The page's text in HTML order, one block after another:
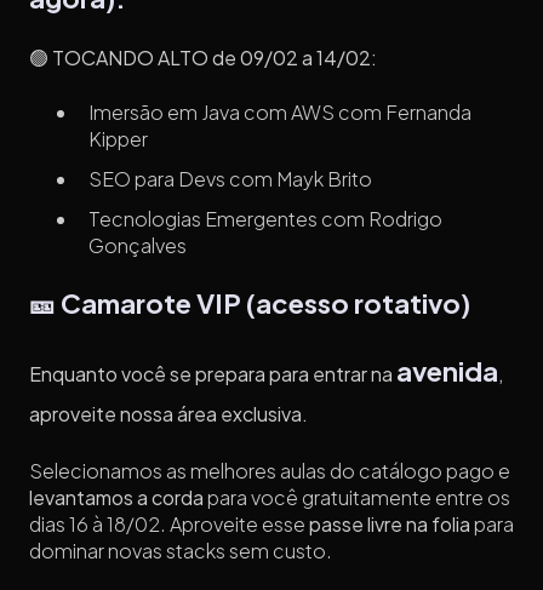
🟢 TOCANDO ALTO de 09/02 a 14/02:
Imersão em Java com AWS com Fernanda
Kipper
SEO para Devs com Mayk Brito
Tecnologias Emergentes com Rodrigo
Gonçalves
🎫 Camarote VIP (acesso rotativo)
Enquanto você se prepara para entrar na avenida,
aproveite nossa área exclusiva.
Selecionamos as melhores aulas do catálogo pago e
levantamos a corda para você gratuitamente entre os
dias 16 à 18/02. Aproveite essepasse livre na folia para
dominar novas stacks sem custo.